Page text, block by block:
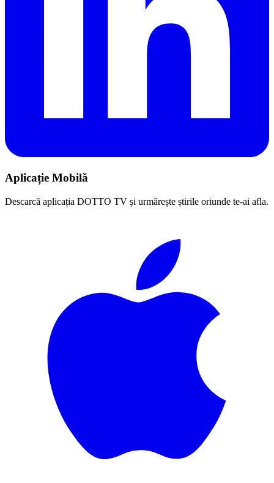
Aplicație Mobilă
Descarcă aplicația DOTTO TV și urmărește știrile oriunde te-ai afla.